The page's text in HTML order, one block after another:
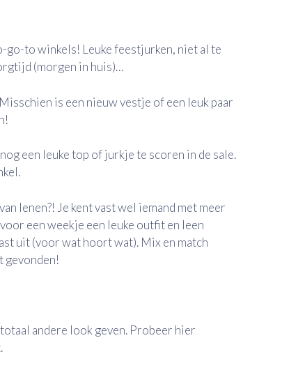
go-to winkels! Leuke feestjurken, niet al te
(morgen in huis)…
is een nieuw vestje of een leuk paar
een leuke top of jurkje te scoren in de sale.
lenen?! Je kent vast wel iemand met meer
een weekje een leuke outfit en leen
uit (voor wat hoort wat). Mix en match
gevonden!
andere look geven. Probeer hier